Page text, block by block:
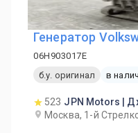
Генератор
06H903017E
б.у. оригинал
в
523 JPN Motors |
Москва, 1-й